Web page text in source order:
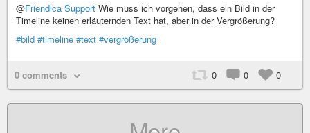
@Friendica Support Wie muss ich vorgehen, dass ein Bild in der
Timeline keinen erläuternden Text hat, aber in der Vergrößerung?
#bild #timeline #text #vergrößerung
0 comments 0 0 0